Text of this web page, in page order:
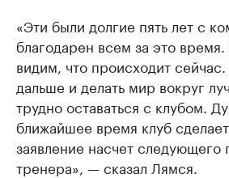
«Эти были долгие пять лет с
благодарен всем за это
видим, что происходит
дальше и делать мир вокруг
трудно оставаться с клубом.
ближайшее время клуб
заявление насчет следующего
тренера», — сказал Лямся.